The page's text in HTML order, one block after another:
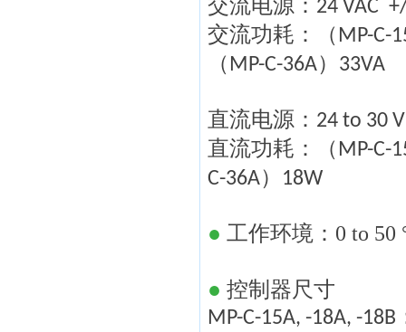
交流电源： 24 VAC
交流功耗：（ MP-C-
（ MP-C-36A） 33VA
直流电源： 24 to 30
直流功耗：（ MP-C-
C-36A） 18W
● 工作环境： 0 to 50
● 控制器尺寸
MP-C-15A, -18A, -18B